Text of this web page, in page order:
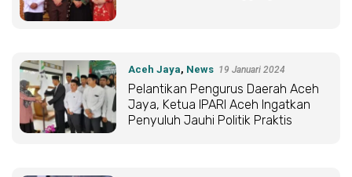
Aceh Jaya, News 19 Januari 2024
Pelantikan Pengurus Daerah Aceh
Jaya, Ketua IPARI Aceh Ingatkan
Penyuluh Jauhi Politik Praktis